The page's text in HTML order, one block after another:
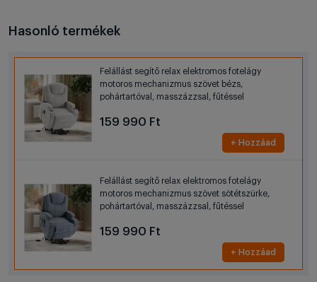
Hasonló termékek
Felállást segítő relax elektromos fotelágy
motoros mechanizmus szövet bézs,
pohártartóval, masszázzsal, fűtéssel
159 990 Ft
+ Hozzáad
Felállást segítő relax elektromos fotelágy
motoros mechanizmus szövet sötétszürke,
pohártartóval, masszázzsal, fűtéssel
159 990 Ft
+ Hozzáad